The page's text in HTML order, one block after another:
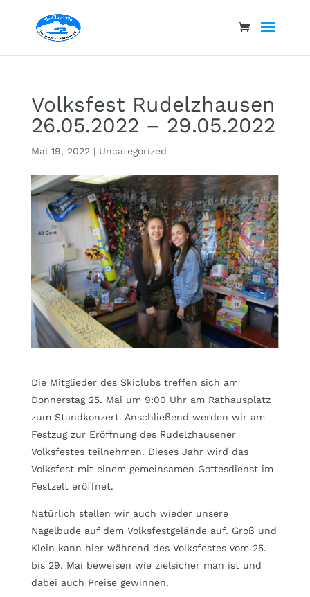
Volksfest Rudelzhausen
26.05.2022 – 29.05.2022
Mai 19, 2022 | Uncategorized
Die Mitglieder des Skiclubs treffen sich am
Donnerstag 25. Mai um 9:00 Uhr am Rathausplatz
zum Standkonzert. Anschließend werden wir am
Festzug zur Eröffnung des Rudelzhausener
Volksfestes teilnehmen. Dieses Jahr wird das
Volksfest mit einem gemeinsamen Gottesdienst im
Festzelt eröffnet.
Natürlich stellen wir auch wieder unsere
Nagelbude auf dem Volksfestgelände auf. Groß und
Klein kann hier während des Volksfestes vom 25.
bis 29. Mai beweisen wie zielsicher man ist und
dabei auch Preise gewinnen.